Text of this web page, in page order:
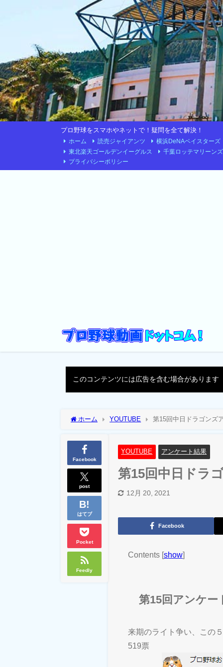
プロ野球をスマホやネットで！疑問を全て解決！
ホーム 読売ジャイアンツ
横浜DeNAベイスターズ
東北楽天ゴールデンイーグルス
千葉ロッテマリーンズ
プライバシーポリシー
このコンテンツには広告を含む場合があります
ホーム YOUTUBE 第15回中日ドラゴンズ
Facebook
post
はてブ
Pocket
Feedly
YOUTUBE アンケート結果
第15回中日ドラ
12月 20, 2021
Facebook
Contents [show]
第15回アンケー
来期のライト争い、この
519票